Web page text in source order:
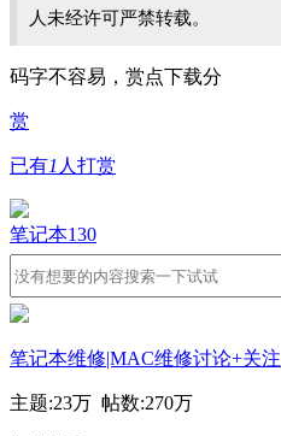
人未经许可严禁转载。
码字不容易，赏点下载分
赏
已有1 人打赏
笔记本130
笔记本维修|MAC维修讨论+关注
主题:23万 帖数:270万